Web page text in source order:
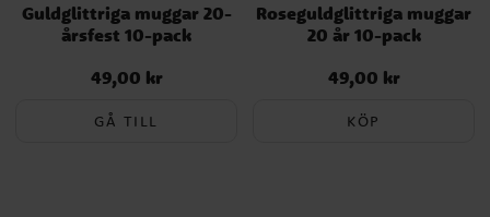
Guldglittriga muggar 20-
årsfest 10-pack
Pris:49,00 kr
49,00 kr
GÅ TILL
Roseguldglittriga muggar
20 år 10-pack
Pris:49,00 kr
49,00 kr
KÖP